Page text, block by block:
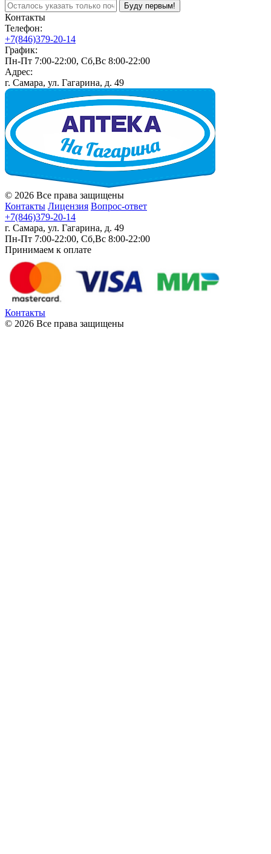
Буду первым!
Контакты
Телефон:
+7(846)379-20-14
График:
Пн-Пт 7:00-22:00, Сб,Вс 8:00-22:00
Адрес:
г. Самара, ул. Гагарина, д. 49
© 2026 Все права защищены
Контакты Лицензия Вопрос-ответ
+7(846)379-20-14
г. Самара, ул. Гагарина, д. 49
Пн-Пт 7:00-22:00, Сб,Вс 8:00-22:00
Принимаем к оплате
Контакты
© 2026 Все права защищены